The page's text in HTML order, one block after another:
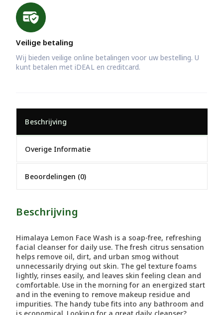
Veilige betaling
Wij bieden veilige online betalingen voor uw bestelling. U
kunt betalen met iDEAL en creditcard.
Beschrijving
Overige Informatie
Beoordelingen (0)
Beschrijving
Himalaya Lemon Face Wash is a soap-free, refreshing
facial cleanser for daily use. The fresh citrus sensation
helps remove oil, dirt, and urban smog without
unnecessarily drying out skin. The gel texture foams
lightly, rinses easily, and leaves skin feeling clean and
comfortable. Use in the morning for an energized start
and in the evening to remove makeup residue and
impurities. The handy tube fits into any bathroom and